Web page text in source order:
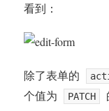
看到：
除了表单的
个值为
PATCH